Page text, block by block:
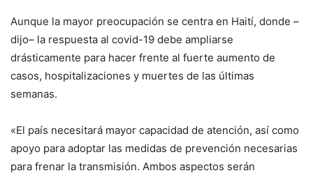
Aunque la mayor preocupación se centra en Haití, donde –
dijo– la respuesta al covid-19 debe ampliarse
drásticamente para hacer frente al fuerte aumento de
casos, hospitalizaciones y muertes de las últimas
semanas.
«El país necesitará mayor capacidad de atención, así como
apoyo para adoptar las medidas de prevención necesarias
para frenar la transmisión. Ambos aspectos serán